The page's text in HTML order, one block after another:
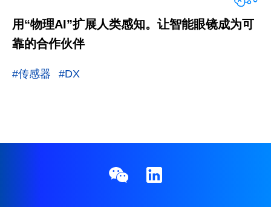
用“物理AI”扩展人类感知。让智能眼镜成为可
靠的合作伙伴
#传感器 #DX